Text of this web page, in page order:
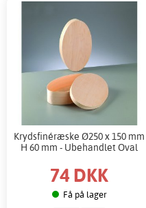
Krydsfinéræske Ø250 x 150 mm
H 60 mm - Ubehandlet Oval
74 DKK
Få på lager